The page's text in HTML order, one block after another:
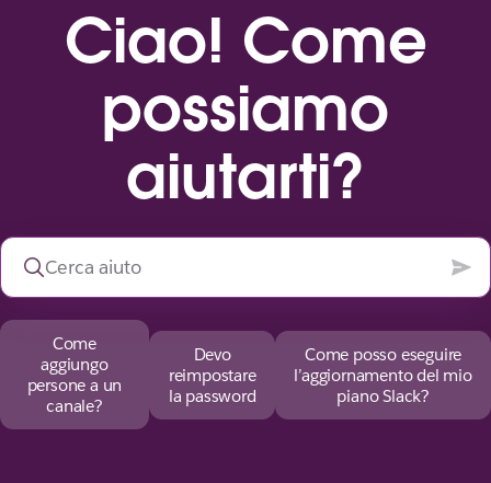
Ciao! Come
possiamo
aiutarti?
Come
aggiungo
persone a un
canale?
Devo
reimpostare
la password
Come posso eseguire
l’aggiornamento del mio
piano Slack?